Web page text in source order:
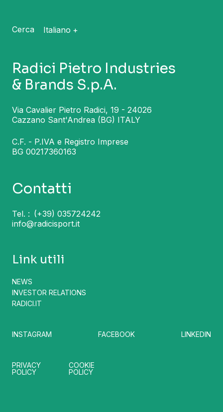
Cerca Italiano
Radici Pietro Industries
& Brands S.p.A.
Via Cavalier Pietro Radici, 19 - 24026
Cazzano Sant'Andrea (BG) ITALY
C.F. - P.IVA e Registro Imprese
BG 00217360163
Contatti
Tel. : (+39) 035724242
info@radicisport.it
Link utili
NEWS
INVESTOR RELATIONS
RADICI.IT
INSTAGRAM FACEBOOK LINKEDIN
PRIVACY
POLICY
COOKIE
POLICY